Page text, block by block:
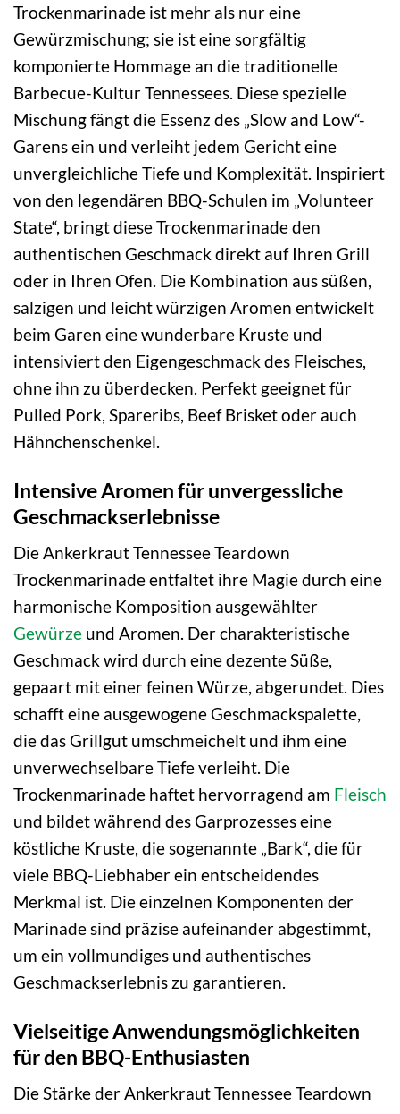
Trockenmarinade ist mehr als nur eine
Gewürzmischung; sie ist eine sorgfältig
komponierte Hommage an die traditionelle
Barbecue-Kultur Tennessees. Diese spezielle
Mischung fängt die Essenz des „Slow and Low“-
Garens ein und verleiht jedem Gericht eine
unvergleichliche Tiefe und Komplexität. Inspiriert
von den legendären BBQ-Schulen im „Volunteer
State“, bringt diese Trockenmarinade den
authentischen Geschmack direkt auf Ihren Grill
oder in Ihren Ofen. Die Kombination aus süßen,
salzigen und leicht würzigen Aromen entwickelt
beim Garen eine wunderbare Kruste und
intensiviert den Eigengeschmack des Fleisches,
ohne ihn zu überdecken. Perfekt geeignet für
Pulled Pork, Spareribs, Beef Brisket oder auch
Hähnchenschenkel.
Intensive Aromen für unvergessliche
Geschmackserlebnisse
Die Ankerkraut Tennessee Teardown
Trockenmarinade entfaltet ihre Magie durch eine
harmonische Komposition ausgewählter
Gewürze und Aromen. Der charakteristische
Geschmack wird durch eine dezente Süße,
gepaart mit einer feinen Würze, abgerundet. Dies
schafft eine ausgewogene Geschmackspalette,
die das Grillgut umschmeichelt und ihm eine
unverwechselbare Tiefe verleiht. Die
Trockenmarinade haftet hervorragend am Fleisch
und bildet während des Garprozesses eine
köstliche Kruste, die sogenannte „Bark“, die für
viele BBQ-Liebhaber ein entscheidendes
Merkmal ist. Die einzelnen Komponenten der
Marinade sind präzise aufeinander abgestimmt,
um ein vollmundiges und authentisches
Geschmackserlebnis zu garantieren.
Vielseitige Anwendungsmöglichkeiten
für den BBQ-Enthusiasten
Die Stärke der Ankerkraut Tennessee Teardown